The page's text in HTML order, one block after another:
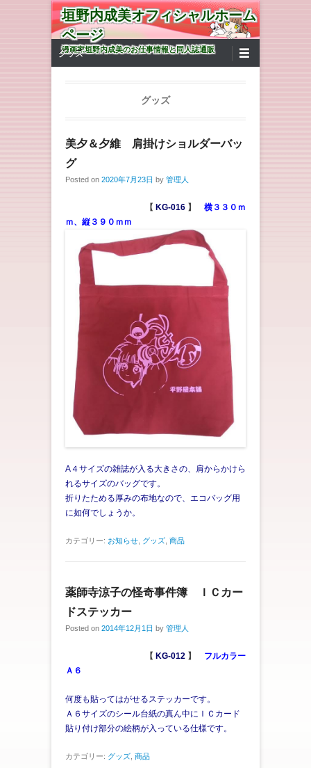
垣野内成美オフィシャルホーム
ページ
漫画家垣野内成美のお仕事情報と同人誌通販
第1メニュー
コンテンツへ移動
グッズ
グッズ
美夕＆夕維 肩掛けショルダーバッ
グ
Posted on 2020年7月23日 by 管理人
【 KG-016 】 横３３０ｍ
ｍ、縦３９０ｍｍ
A４サイズの雑誌が入る大きさの、肩からかけら
れるサイズのバッグです。
折りたためる厚みの布地なので、エコバッグ用
に如何でしょうか。
カテゴリー: お知らせ グッズ 商品
薬師寺涼子の怪奇事件簿 ＩＣカー
ドステッカー
Posted on 2014年12月1日 by 管理人
【 KG-012 】 フルカラー
Ａ６
何度も貼ってはがせるステッカーです。
Ａ６サイズのシール台紙の真ん中にＩＣカード
貼り付け部分の絵柄が入っている仕様です。
カテゴリー: グッズ 商品